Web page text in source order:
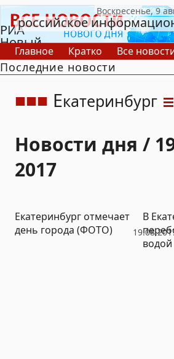
РИА
Новый
День
российское
Главное Кратко Все
В России
В мире
Последние новости
Екатеринбург
Новости дня /
2017
Екатеринбург отмечает
день города (ФОТО)
В
водой